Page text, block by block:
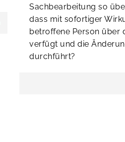
Sachbearbeitung so
dass mit sofortiger
betroffene Person über
verfügt und die
durchführt?